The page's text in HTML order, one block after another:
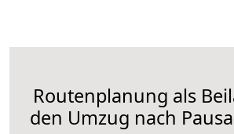
Routenplanung als
den Umzug nach